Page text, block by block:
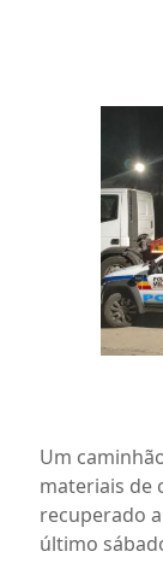
Um
materiais de
recuperado
último